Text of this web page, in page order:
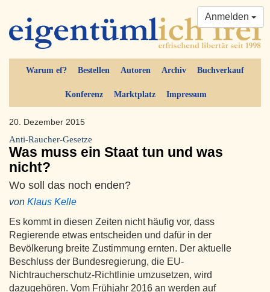
Warum ef? Bestellen Autoren Archiv Buchverkauf
Konferenz Marktplatz Impressum
Anmelden
20. Dezember 2015
Anti-Raucher-Gesetze
Was muss ein Staat tun und was
nicht?
Wo soll das noch enden?
von Klaus Kelle
Es kommt in diesen Zeiten nicht häufig vor, dass
Regierende etwas entscheiden und dafür in der
Bevölkerung breite Zustimmung ernten. Der aktuelle
Beschluss der Bundesregierung, die EU-
Nichtraucherschutz-Richtlinie umzusetzen, wird
dazugehören. Vom Frühjahr 2016 an werden auf